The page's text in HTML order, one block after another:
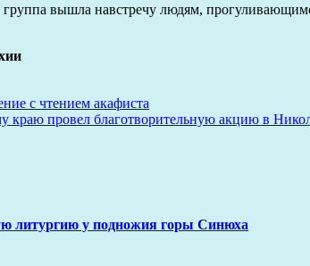
вышла навстречу людям,
с чтением акафиста
провел благотворительную акцию в
литургию у подножия горы Синюха